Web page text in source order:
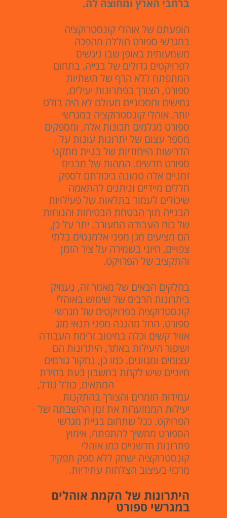
ברחבי הארץ ומחוצה לה.
הופעתם של אוהלי קונסטרוקציה
במגרשי ספורט חוללה מהפכה
משמעותית באופן שבו ניגשים
לפרויקטים גדולים של בנייה. בתחום
המתפתח ללא הרף של תשתיות
ספורט, הצורך בפתרונות יעילים,
גמישים וחסכוניים מעולם לא היה בולט
יותר. אוהלי קונסטרוקציה במגרשי
ספורט מגלמים תכונות אלה, ומספקים
מספר עצום של יתרונות עונות על
הדרישות הייחודיות של בניית מתקני
ספורט חדשים. המהות של מבנים
זמניים אלה טמונה ביכולתם לספק
חללים מיידיים וניתנים להתאמה
שיכולים לעמוד בתלאות של פעילויות
הבנייה תוך הבטחת הבטיחות והנוחות
של כוח העבודה המעורב. יתר על כן,
הם מציעים מגן מפני אלמנטים בלתי
צפויים, חיוני בשמירה על ציר הזמן
והתקציב של הפרויקט.
בחלקים הבאים של מאמר זה, נעמיק
ביתרונות הרבים של שימוש באוהלי
קונסטרוקציה בפרויקטים של מגרשי
ספורט. החל מהגנה מפני תנאי מזג
אוויר קשים וכלה במיטוב זרימת העבודה
ושיפור היעילות באתר, היתרונות הם
עצומים ומגוונים. כמו כן, נחקור גורמים
חיוניים שיש לקחת בחשבון בעת בחירת
המתאים, כולל גודל,
עמידות חומרים והצורך בהתקנות
יעילות הממזערות את זמן ההשבתה של
הפרויקט. ככל שתחום בניית מגרשי
הספורט ממשיך להתפתח, אימוץ
פתרונות חדשניים כמו אוהלי
קונסטרוקציה ישחק ללא ספק תפקיד
מרכזי בעיצוב הצלחות עתידיות.
היתרונות של הקמת אוהלים
במגרשי ספורט